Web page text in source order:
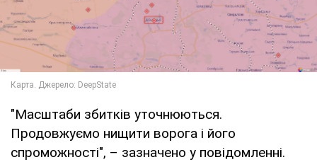
"Масштаби збитків уточнюються.
Продовжуємо нищити ворога і його
спроможності", – зазначено у повідомленні.